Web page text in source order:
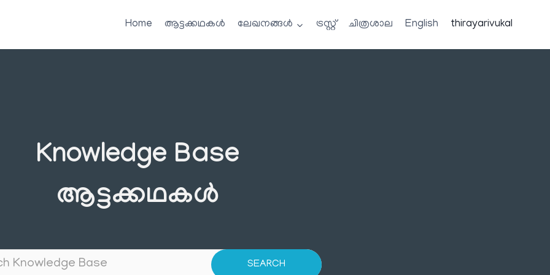
Home ആട്ടക്കഥകൾ ലേഖനങ്ങൾ ട്രസ്റ്റ് ചിത്രശാല English thirayarivukal
Knowledge Base
ആട്ടക്കഥകൾ